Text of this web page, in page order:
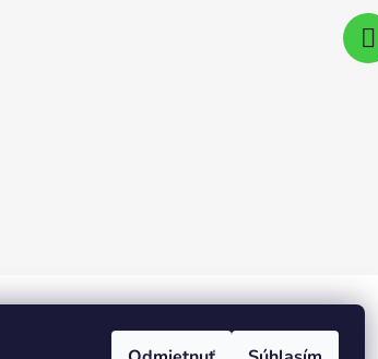
Tvoríme funkčné e-shopy